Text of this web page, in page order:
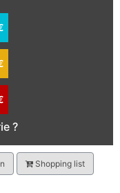
?
Shopping list